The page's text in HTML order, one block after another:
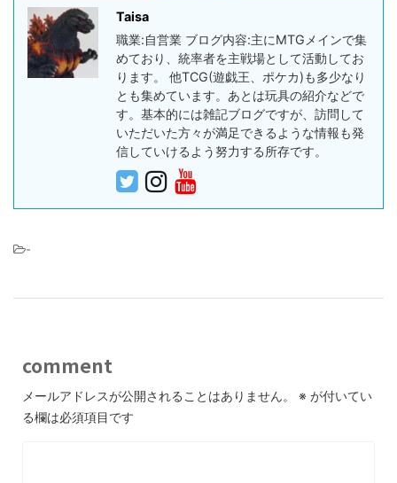
Taisa
職業:自営業 ブログ内容:主にMTGメインで集
めており、統率者を主戦場として活動してお
ります。 他TCG(遊戯王、ポケカ)も多少なり
とも集めています。あとは玩具の紹介などで
す。基本的には雑記ブログですが、訪問して
いただいた方々が満足できるような情報も発
信していけるよう努力する所存です。
-
comment
メールアドレスが公開されることはありません。 ※ が付いてい
る欄は必須項目です